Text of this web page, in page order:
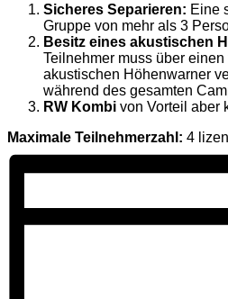
Sicheres Separieren: Eine
Gruppe von mehr als 3
Besitz eines akustischen
Teilnehmer muss über
akustischen Höhenwarner
während des gesamten
RW Kombi von Vorteil aber
Maximale Teilnehmerzahl: 4